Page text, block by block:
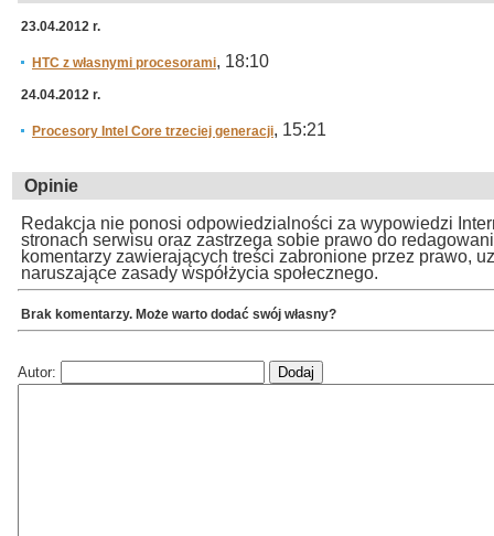
23.04.2012 r.
HTC z własnymi procesorami, 18:10
24.04.2012 r.
Procesory Intel Core trzeciej generacji, 15:21
Opinie
Redakcja nie ponosi odpowiedzialności za wypowiedzi
stronach serwisu oraz zastrzega sobie prawo do
komentarzy zawierających treści zabronione przez prawo,
naruszające zasady współżycia społecznego.
Brak komentarzy. Może warto dodać swój własny?
Autor: